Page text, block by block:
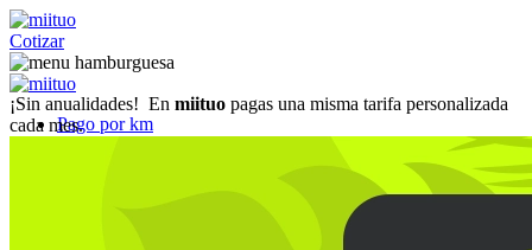
Cotizar
Pago por km
¡Sin anualidades! En miituo pagas una misma tarifa personalizada
cada mes.